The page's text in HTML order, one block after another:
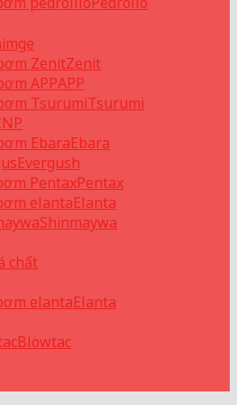
Zenit
APP
Tsurumi
Ebara
Evergush
Pentax
Elanta
Shinmaywa
chất
Elanta
Blowtac